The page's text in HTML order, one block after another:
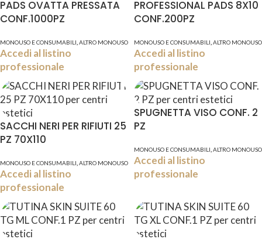
PADS OVATTA PRESSATA
CONF.1000PZ
MONOUSO E CONSUMABILI ALTRO MONOUSO
Accedi al listino
professionale
PROFESSIONAL PADS 8X10
CONF.200PZ
MONOUSO E CONSUMABILI ALTRO MONOUSO
Accedi al listino
professionale
SACCHI NERI PER RIFIUTI 25
PZ 70X110
MONOUSO E CONSUMABILI ALTRO MONOUSO
Accedi al listino
professionale
SPUGNETTA VISO CONF. 2
PZ
MONOUSO E CONSUMABILI ALTRO MONOUSO
Accedi al listino
professionale